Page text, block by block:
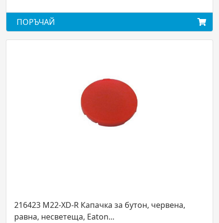
M22-XD-R Капачка за бутон, червена,
несветеща, Eaton...